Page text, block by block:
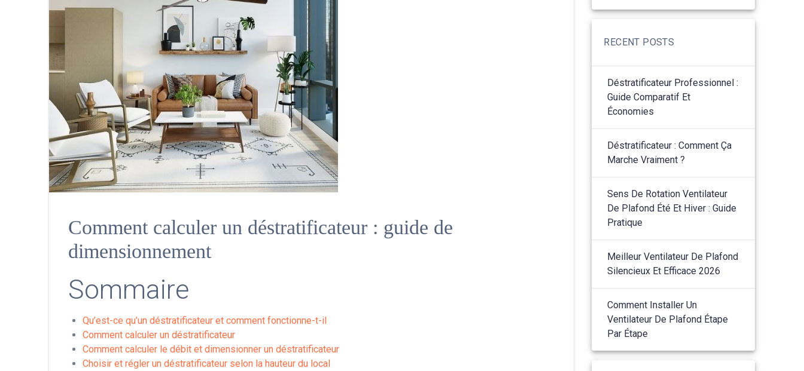
Comment calculer un déstratificateur : guide de
dimensionnement
Sommaire
Qu’est-ce qu’un déstratificateur et comment fonctionne-t-il
Comment calculer un déstratificateur
Comment calculer le débit et dimensionner un déstratificateur
Choisir et régler un déstratificateur selon la hauteur du local
RECENT POSTS
Déstratificateur Professionnel :
Guide Comparatif Et
Économies
Déstratificateur : Comment Ça
Marche Vraiment ?
Sens De Rotation Ventilateur
De Plafond Été Et Hiver : Guide
Pratique
Meilleur Ventilateur De Plafond
Silencieux Et Efficace 2026
Comment Installer Un
Ventilateur De Plafond Étape
Par Étape